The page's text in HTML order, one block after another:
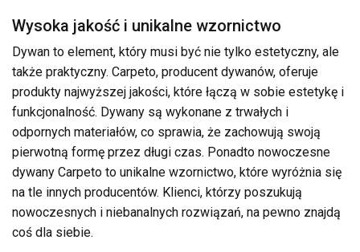
Wysoka jakość i unikalne wzornictwo
Dywan to element, który musi być nie tylko estetyczny, ale
także praktyczny. Carpeto, producent dywanów, oferuje
produkty najwyższej jakości, które łączą w sobie estetykę i
funkcjonalność. Dywany są wykonane z trwałych i
odpornych materiałów, co sprawia, że zachowują swoją
pierwotną formę przez długi czas. Ponadto nowoczesne
dywany Carpeto to unikalne wzornictwo, które wyróżnia się
na tle innych producentów. Klienci, którzy poszukują
nowoczesnych i niebanalnych rozwiązań, na pewno znajdą
coś dla siebie.